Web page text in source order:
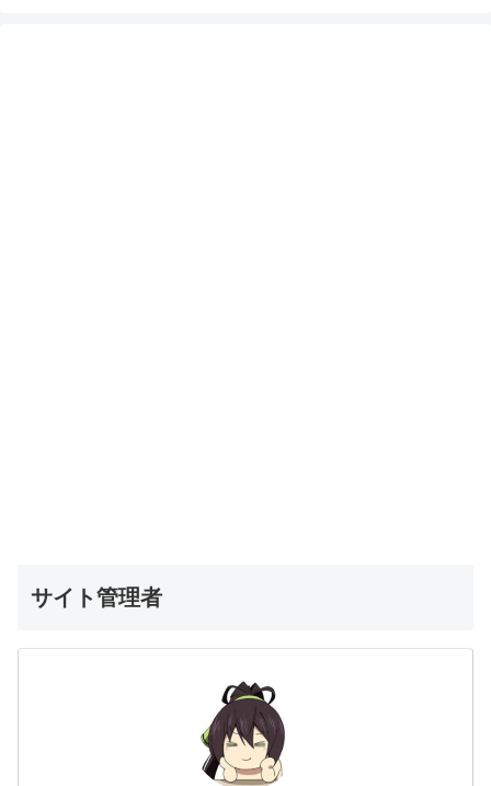
サイト管理者